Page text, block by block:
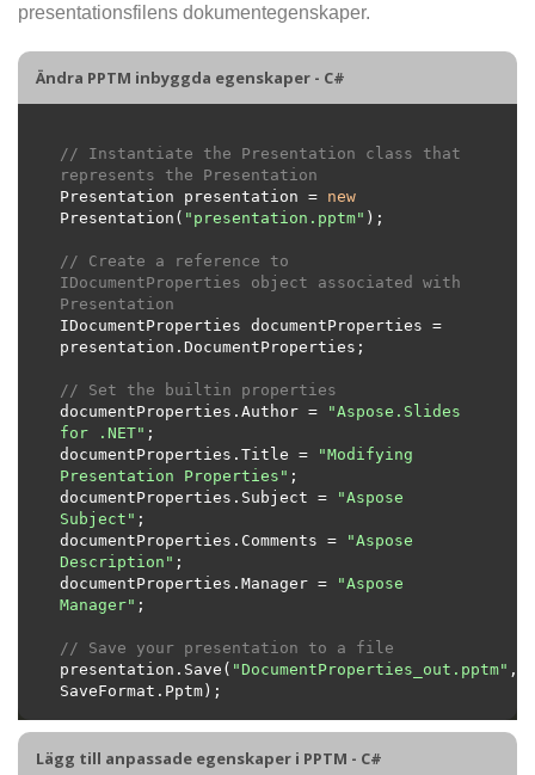
presentationsfilens dokumentegenskaper.
Ändra PPTM inbyggda egenskaper - C#
// Instantiate the Presentation class that
represents the Presentation
Presentation presentation = new
Presentation( "presentation.pptm"
// Create a reference to
IDocumentProperties object associated with
Presentation
IDocumentProperties documentProperties =
// Set the builtin properties
documentProperties.Author =
"Aspose.Slides
for .NET"
documentProperties.Title =
"Modifying
Presentation Properties"
documentProperties.Subject =
"Aspose
Subject"
documentProperties.Comments =
"Aspose
Description"
documentProperties.Manager =
"Aspose
Manager"
// Save your presentation to a file
presentation.Save( "DocumentProperties_out.pptm" ,
Lägg till anpassade egenskaper i PPTM - C#